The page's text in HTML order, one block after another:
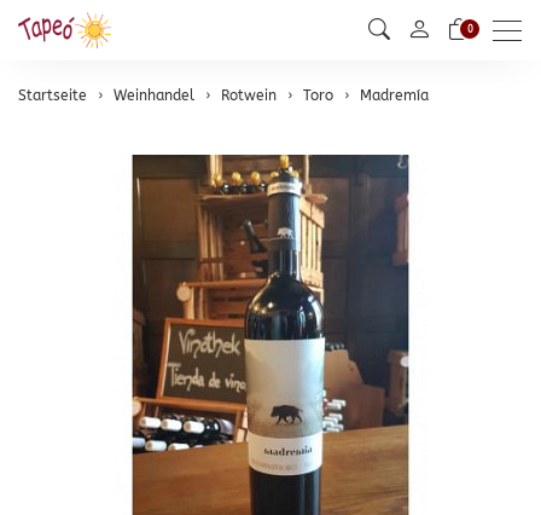
0
Startseite Weinhandel Rotwein Toro Madremía